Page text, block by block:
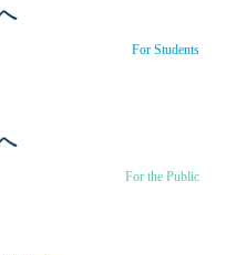
For Students
For the Public